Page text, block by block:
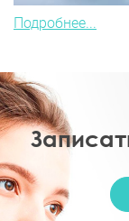
Подробнее...